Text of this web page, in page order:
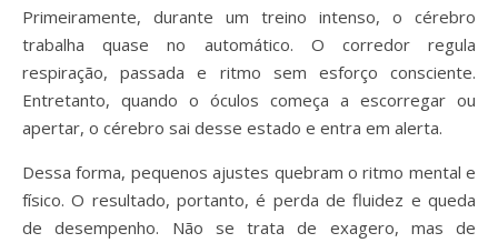
Primeiramente, durante um treino intenso, o cérebro
trabalha quase no automático. O corredor regula
respiração, passada e ritmo sem esforço consciente.
Entretanto, quando o óculos começa a escorregar ou
apertar, o cérebro sai desse estado e entra em alerta.
Dessa forma, pequenos ajustes quebram o ritmo mental e
físico. O resultado, portanto, é perda de fluidez e queda
de desempenho. Não se trata de exagero, mas de